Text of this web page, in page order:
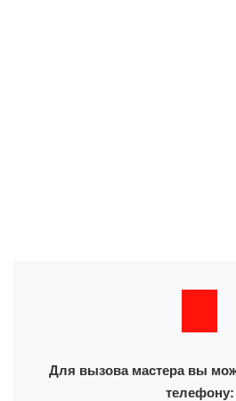
Для вызова мастера вы
телефону: